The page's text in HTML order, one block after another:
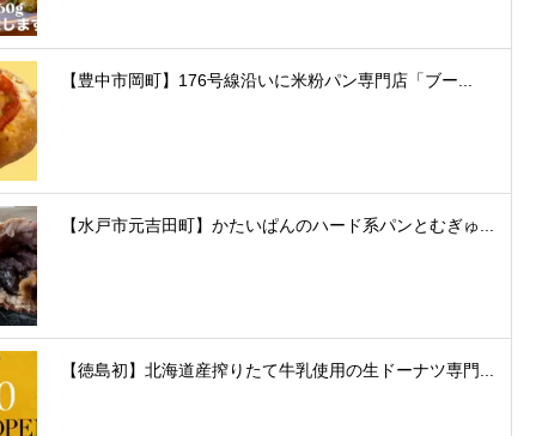
【豊中市岡町】176号線沿いに米粉パン専門店「ブー...
【水戸市元吉田町】かたいぱんのハード系パンとむぎゅ...
【徳島初】北海道産搾りたて牛乳使用の生ドーナツ専門...